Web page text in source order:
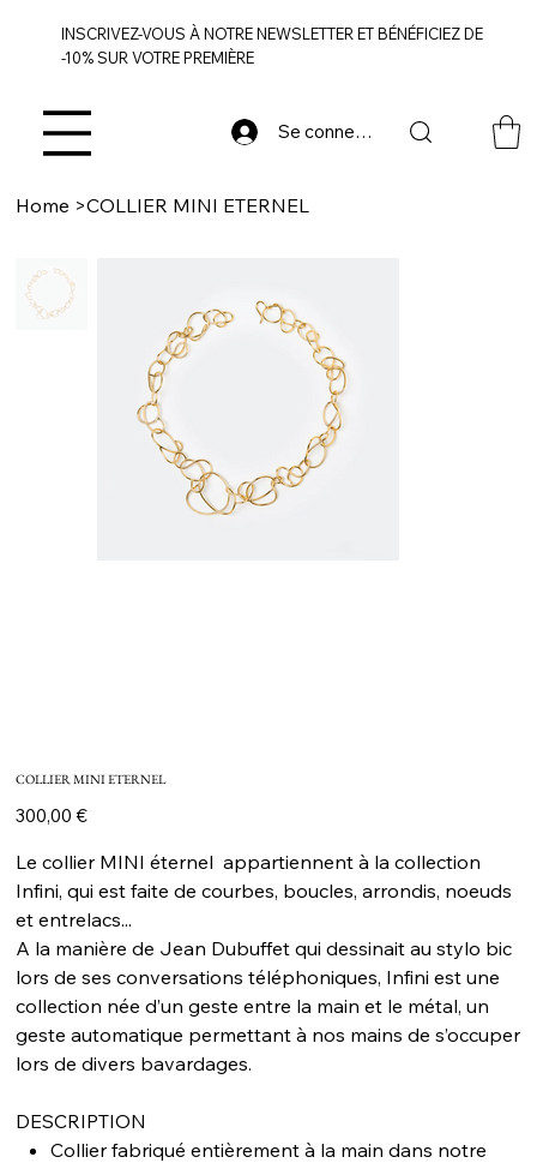
INSCRIVEZ-VOUS À NOTRE NEWSLETTER ET BÉNÉFICIEZ DE
-10% SUR VOTRE PREMIÈRE
Se connecter
Home >COLLIER MINI ETERNEL
COLLIER MINI ETERNEL
Prix
300,00 €
Le collier MINI éternel appartiennent à la collection
Infini, qui est faite de courbes, boucles, arrondis, noeuds
et entrelacs...
A la manière de Jean Dubuffet qui dessinait au stylo bic
lors de ses conversations téléphoniques, Infini est une
collection née d’un geste entre la main et le métal, un
geste automatique permettant à nos mains de s’occuper
lors de divers bavardages.
DESCRIPTION
Collier fabriqué entièrement à la main dans notre